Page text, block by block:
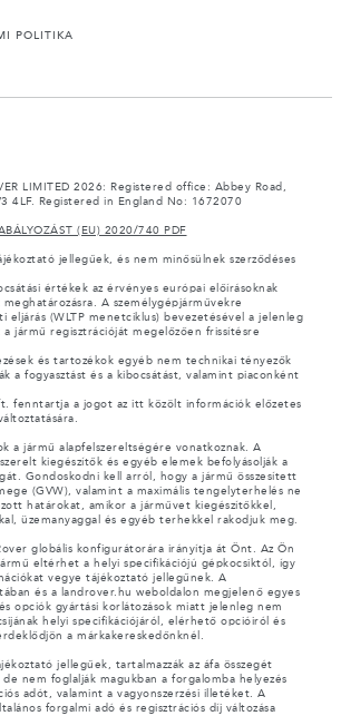
POLITIKA
LIMITED 2026: Registered office: Abbey Road,
4LF. Registered in England No: 1672070
(EU) 2020/740 PDF
jellegűek, és nem minősülnek szerződéses
értékek az érvényes európai előírásoknak
A személygépjárművekre
eljárás (WLTP menetciklus) bevezetésével a jelenleg
a jármű regisztrációját megelőzően frissítésre
és tartozékok egyéb nem technikai tényezők
a fogyasztást és a kibocsátást, valamint piaconként
fenntartja a jogot az itt közölt információk előzetes
a jármű alapfelszereltségére vonatkoznak. A
kiegészítők és egyéb elemek befolyásolják a
Gondoskodni kell arról, hogy a jármű összesített
(GVW), valamint a maximális tengelyterhelés ne
határokat, amikor a járművet kiegészítőkkel,
üzemanyaggal és egyéb terhekkel rakodjuk meg.
globális konfigurátorára irányítja át Önt. Az Ön
eltérhet a helyi specifikációjú gépkocsiktól, így
vegye tájékoztató jellegűnek. A
és a landrover.hu weboldalon megjelenő egyes
opciók gyártási korlátozások miatt jelenleg nem
helyi specifikációjáról, elérhető opcióiról és
a márkakereskedőnknél.
jellegűek, tartalmazzák az áfa összegét
nem foglalják magukban a forgalomba helyezés
adót, valamint a vagyonszerzési illetéket. A
forgalmi adó és regisztrációs díj változása